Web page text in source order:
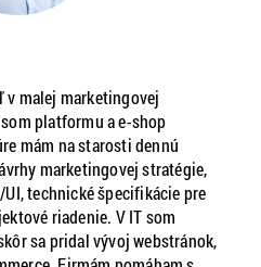
malej marketingovej
platformu a e-shop
mám na starosti dennú
marketingovej stratégie,
UI, technické špecifikácie pre
riadenie. V IT som
sa pridal vývoj webstránok,